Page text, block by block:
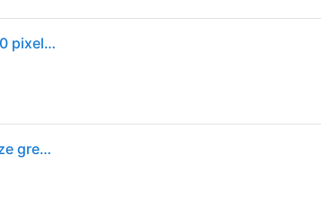
Amazfit T-Rex 3 3,81 cm (1,5") AMOLED digitale 480 x 480 pixel Touchscreen Acciaio inossidabile GPS (satellitare)
Smartwatch ( AMOLED ) ADVENTURE SERIES T REX 3 Haze grey 48 mm W2322GL6N